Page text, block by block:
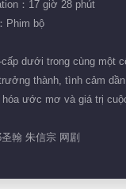
：17 giờ 28 phút
Phim bộ
dưới trong cùng một
thành, tình cảm
ước mơ và giá trị
翰 朱信宗 网剧